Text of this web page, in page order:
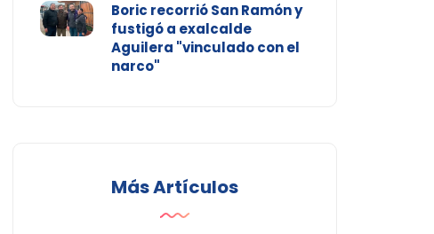
Boric recorrió San Ramón y
fustigó a exalcalde
Aguilera "vinculado con el
narco"
Más Artículos